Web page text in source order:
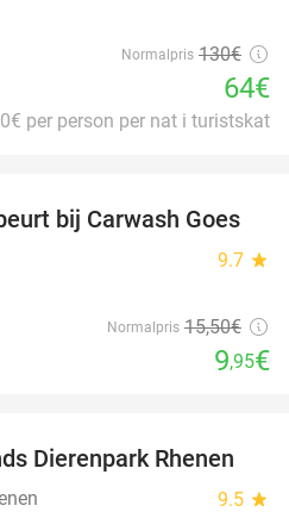
Normalpris 130€
64€
per person per nat i turistskat
36%
bij Carwash Goes
9.7 star
Normalpris 15,50€
9,95€
19%
Dierenpark Rhenen
9.5 star